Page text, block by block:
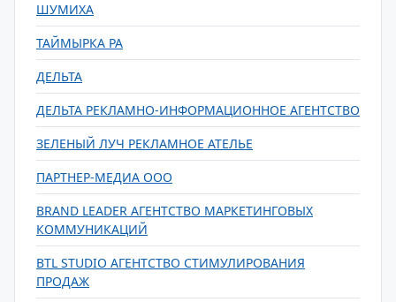
ШУМИХА
ТАЙМЫРКА РА
ДЕЛЬТА
ДЕЛЬТА РЕКЛАМНО-ИНФОРМАЦИОННОЕ АГЕНТСТВО
ЗЕЛЕНЫЙ ЛУЧ РЕКЛАМНОЕ АТЕЛЬЕ
ПАРТНЕР-МЕДИА ООО
BRAND LEADER АГЕНТСТВО МАРКЕТИНГОВЫХ
КОММУНИКАЦИЙ
BTL STUDIO АГЕНТСТВО СТИМУЛИРОВАНИЯ
ПРОДАЖ